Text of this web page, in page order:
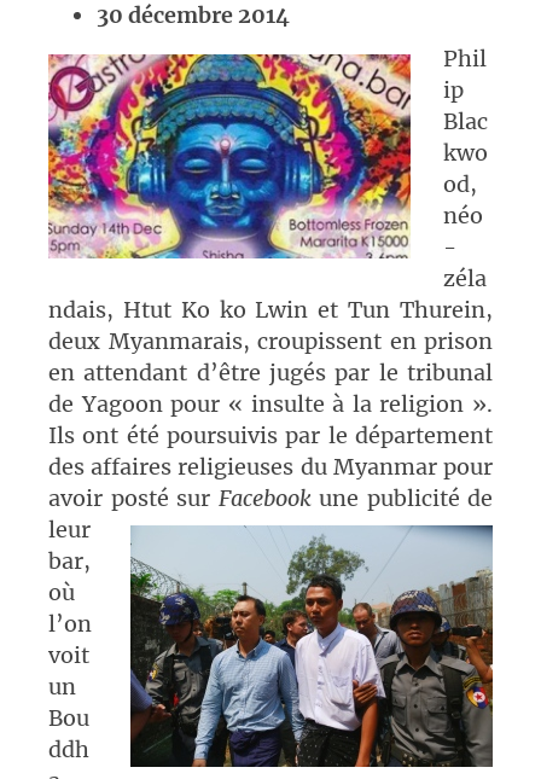
30 décembre 2014
Phil
ip
Blac
kwo
od,
néo
-
zéla
ndais, Htut Ko ko Lwin et Tun Thurein,
deux Myanmarais, croupissent en prison
en attendant d’être jugés par le tribunal
de Yagoon pour « insulte à la religion ».
Ils ont été poursuivis par le département
des affaires religieuses du Myanmar pour
avoir posté sur Facebookune publicité de
leur
bar,
où
l’on
voit
un
Bou
ddh